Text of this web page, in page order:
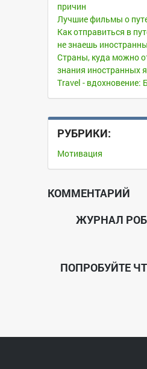
причин
Лучшие фильмы о
Как отправиться в
не знаешь
Страны, куда можно
знания иностранных
Travel - вдохновение:
РУБРИКИ:
Мотивация
КОММЕНТАРИЙ
ЖУРНАЛ
ПОПРОБУЙТЕ